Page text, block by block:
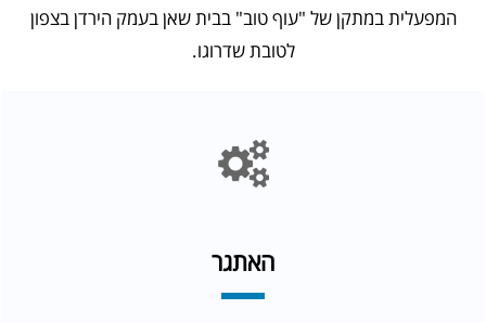
בתמונה: מעבים מאיידים.
המפעלית במתקן של "עוף טוב" בבית שאן בעמק הירדן בצפון
לטובת שדרוגו.
האתגר